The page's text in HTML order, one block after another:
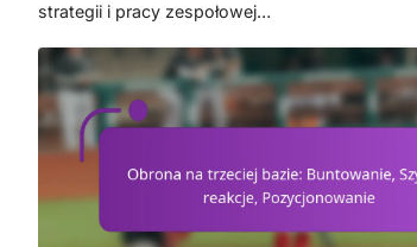
strategii i pracy zespołowej…